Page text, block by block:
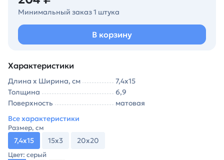
Минимальный заказ 1 штука
В корзину
Характеристики
Длина х Ширина, см
7,4х15
Толщина
6,9
Поверхность
матовая
Все характеристики
Размер, см
7,4х15 15х3 20х20
Цвет: серый